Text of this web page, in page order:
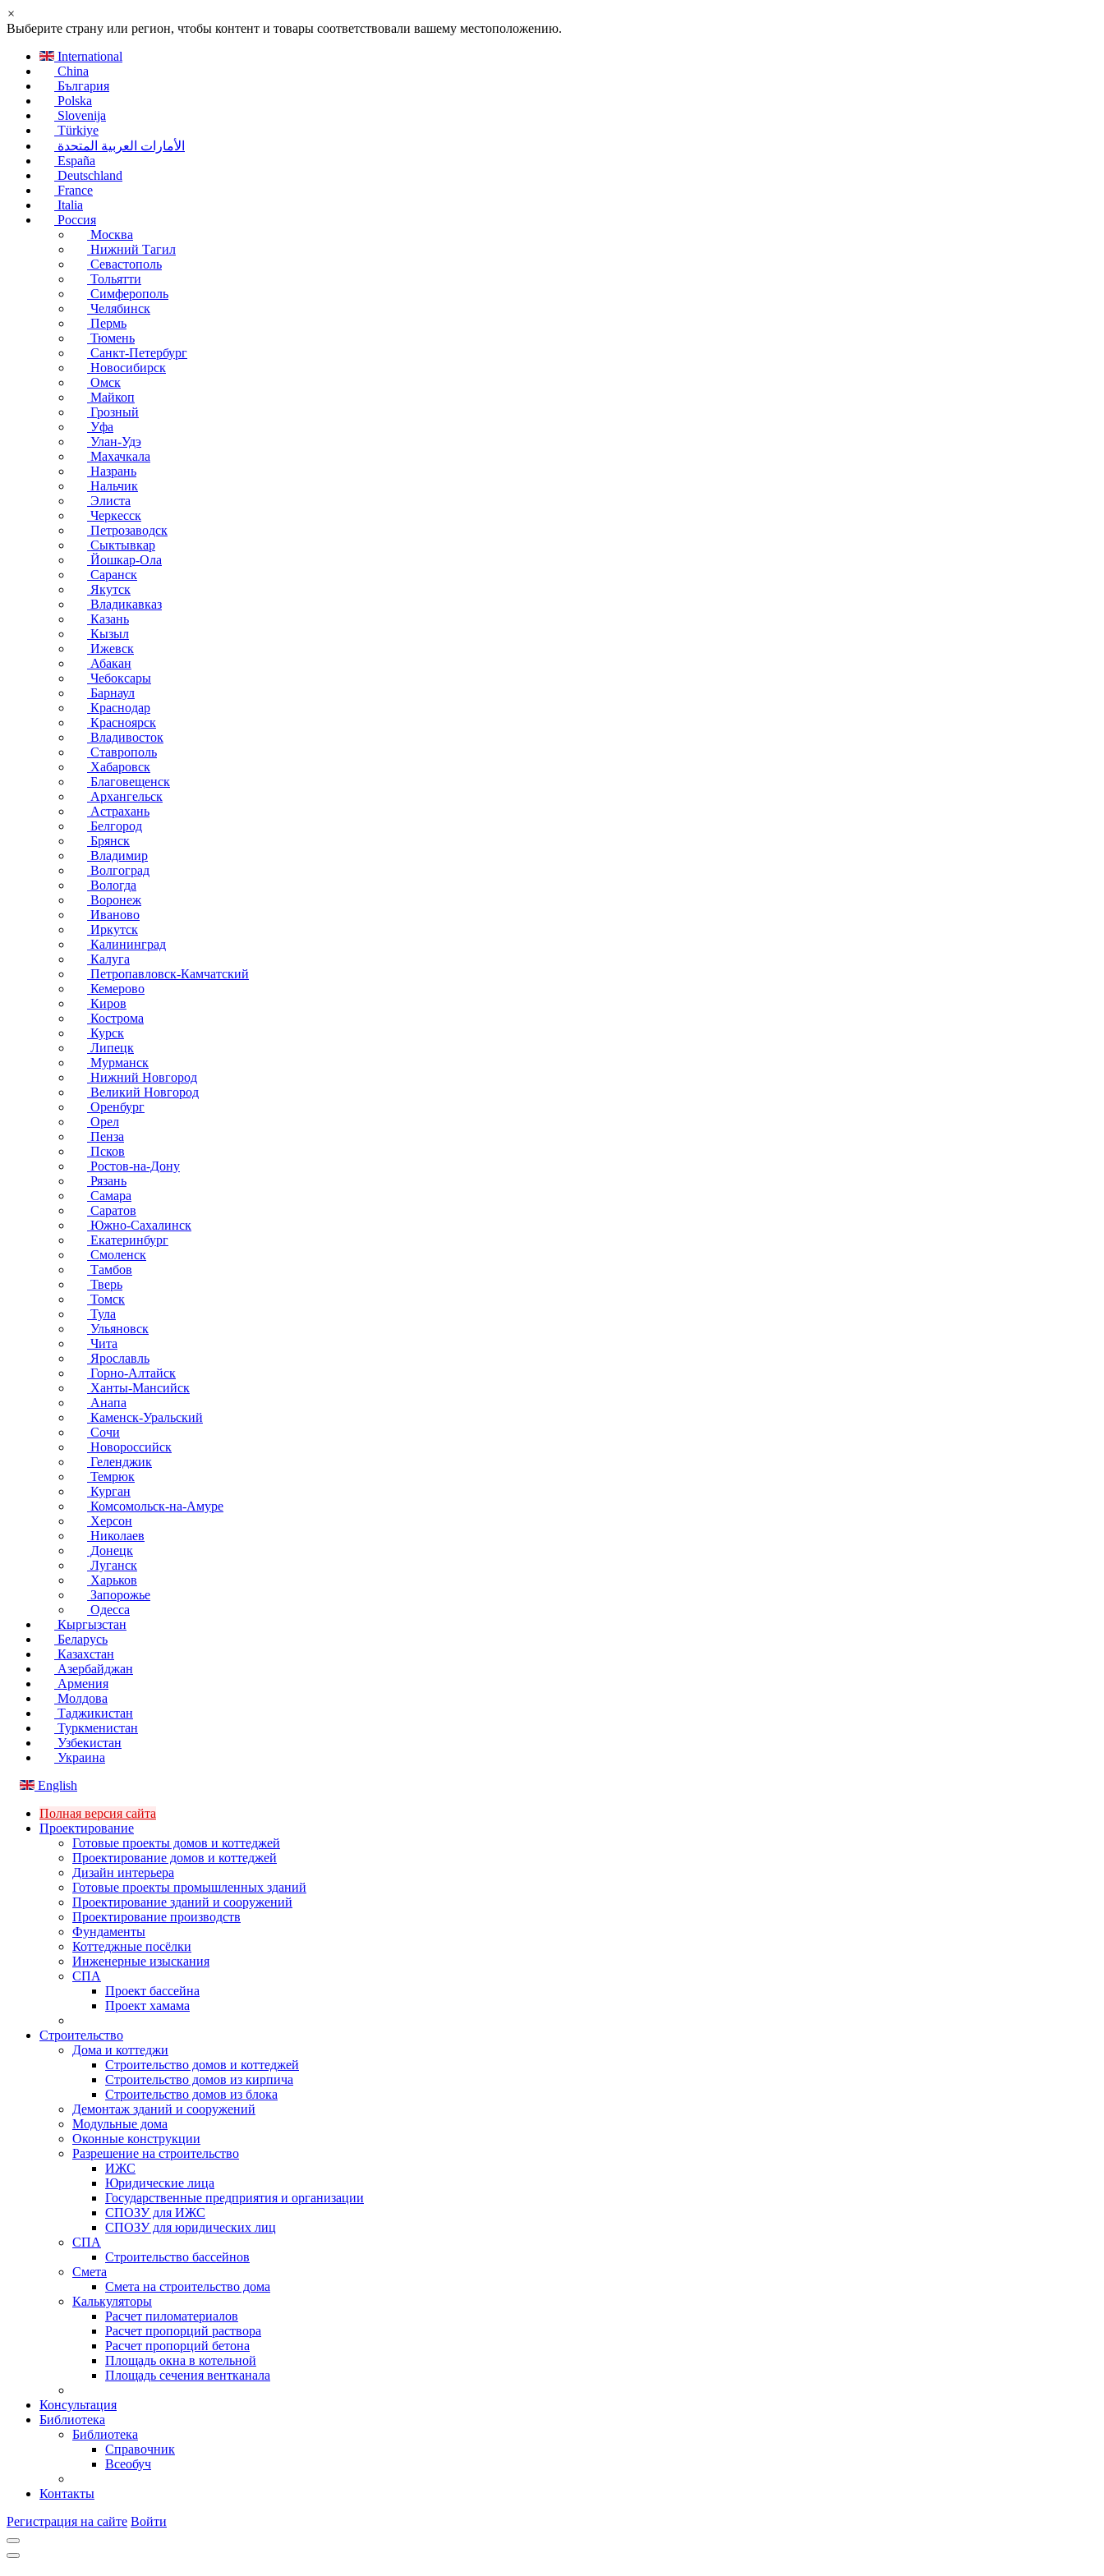
×
Выберите страну или регион, чтобы контент и товары соответствовали вашему местоположению.
International
China
България
Polska
Slovenija
Türkiye
الأمارات العربية المتحدة
España
Deutschland
France
Italia
Россия
Москва
Нижний Тагил
Севастополь
Тольятти
Симферополь
Челябинск
Пермь
Тюмень
Санкт-Петербург
Новосибирск
Омск
Майкоп
Грозный
Уфа
Улан-Удэ
Махачкала
Назрань
Нальчик
Элиста
Черкесск
Петрозаводск
Сыктывкар
Йошкар-Ола
Саранск
Якутск
Владикавказ
Казань
Кызыл
Ижевск
Абакан
Чебоксары
Барнаул
Краснодар
Красноярск
Владивосток
Ставрополь
Хабаровск
Благовещенск
Архангельск
Астрахань
Белгород
Брянск
Владимир
Волгоград
Вологда
Воронеж
Иваново
Иркутск
Калининград
Калуга
Петропавловск-Камчатский
Кемерово
Киров
Кострома
Курск
Липецк
Мурманск
Нижний Новгород
Великий Новгород
Оренбург
Орел
Пенза
Псков
Ростов-на-Дону
Рязань
Самара
Саратов
Южно-Сахалинск
Екатеринбург
Смоленск
Тамбов
Тверь
Томск
Тула
Ульяновск
Чита
Ярославль
Горно-Алтайск
Ханты-Мансийск
Анапа
Каменск-Уральский
Сочи
Новороссийск
Геленджик
Темрюк
Курган
Комсомольск-на-Амуре
Херсон
Николаев
Донецк
Луганск
Харьков
Запорожье
Одесса
Кыргызстан
Беларусь
Казахстан
Азербайджан
Армения
Молдова
Таджикистан
Туркменистан
Узбекистан
Украина
English
Полная версия сайта
Проектирование
Готовые проекты домов и коттеджей
Проектирование домов и коттеджей
Дизайн интерьера
Готовые проекты промышленных зданий
Проектирование зданий и сооружений
Проектирование производств
Фундаменты
Коттеджные посёлки
Инженерные изыскания
СПА
Проект бассейна
Проект хамама
Строительство
Дома и коттеджи
Строительство домов и коттеджей
Строительство домов из кирпича
Строительство домов из блока
Демонтаж зданий и сооружений
Модульные дома
Оконные конструкции
Разрешение на строительство
ИЖС
Юридические лица
Государственные предприятия и организации
СПОЗУ для ИЖС
СПОЗУ для юридических лиц
СПА
Строительство бассейнов
Смета
Смета на строительство дома
Калькуляторы
Расчет пиломатериалов
Расчет пропорций раствора
Расчет пропорций бетона
Площадь окна в котельной
Площадь сечения вентканала
Консультация
Библиотека
Библиотека
Справочник
Всеобуч
Контакты
Регистрация на сайте Войти